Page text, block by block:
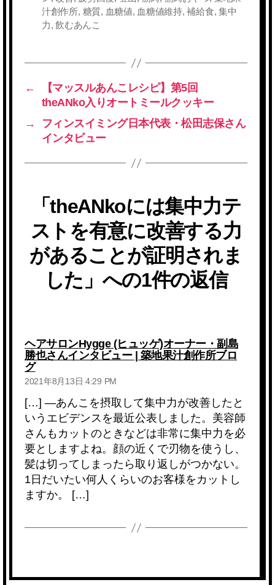
汁創作所, 糖質, 血糖値, 血糖値維持,補給食,集中
力,飲むあんこ
←
【マッスルあんこレシピ】第5回
theANko入りオートミールクッキー
→
フィンスイミング日本代表・松田志保さん
インタビュー
「theANkoには集中力テ
ストを有意に改善する力
があることが証明されま
した」への1件の返信
ヘアサロンHygge (ヒュッゲ)オーナー・副島
勝也さんインタビュー | 築地果汁創作所ブロ
グの
発
2021年8月13日 4:29 PM
[…] —あんこを摂取して集中力が改善したと
いうエビデンスを最近公表しました。美容師
さんもカットのときなどは非常に集中力を必
要としますよね。顔の近くで刃物を使うし、
髪は切ってしまったら取り返しがつかない。
1日だいたい何人くらいのお客様をカットし
ますか。 […]